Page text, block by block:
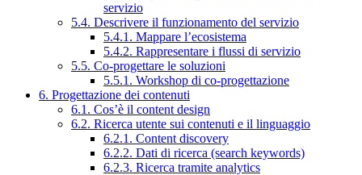
servizio
5.4. Descrivere il funzionamento del servizio
5.4.1. Mappare l’ecosistema
5.4.2. Rappresentare i flussi di servizio
5.5. Co-progettare le soluzioni
5.5.1. Workshop di co-progettazione
6. Progettazione dei contenuti
6.1. Cos’è il content design
6.2. Ricerca utente sui contenuti e il linguaggio
6.2.1. Content discovery
6.2.2. Dati di ricerca (search keywords)
6.2.3. Ricerca tramite analytics